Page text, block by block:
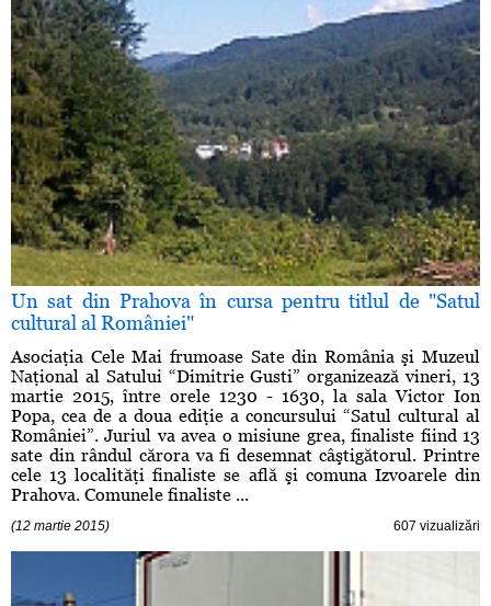
Un sat din Prahova în cursa pentru titlul de "Satul
cultural al României"
Asociaţia Cele Mai frumoase Sate din România şi Muzeul
Naţional al Satului “Dimitrie Gusti” organizează vineri, 13
martie 2015, între orele 1230 - 1630, la sala Victor Ion
Popa, cea de a doua ediţie a concursului “Satul cultural al
României”. Juriul va avea o misiune grea, finaliste fiind 13
sate din rândul cărora va fi desemnat câştigătorul. Printre
cele 13 localităţi finaliste se află şi comuna Izvoarele din
Prahova. Comunele finaliste ...
(12 martie 2015) 607 vizualizări